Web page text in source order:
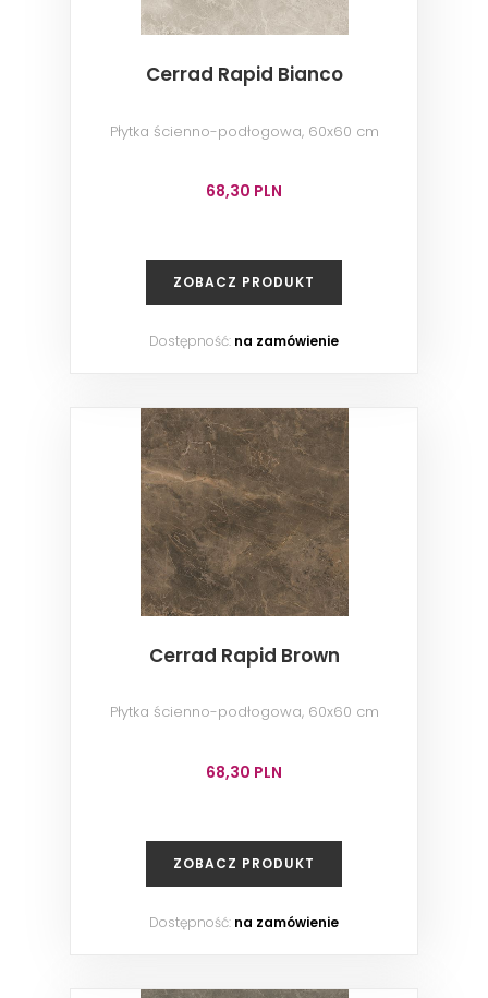
Cerrad Rapid Bianco
Płytka ścienno-podłogowa, 60x60 cm
68,30 PLN
ZOBACZ PRODUKT
Dostępność: na zamówienie
Cerrad Rapid Brown
Płytka ścienno-podłogowa, 60x60 cm
68,30 PLN
ZOBACZ PRODUKT
Dostępność: na zamówienie